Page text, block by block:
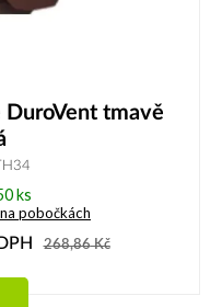
DuroVent tmavě
ks
pobočkách
268,86Kč